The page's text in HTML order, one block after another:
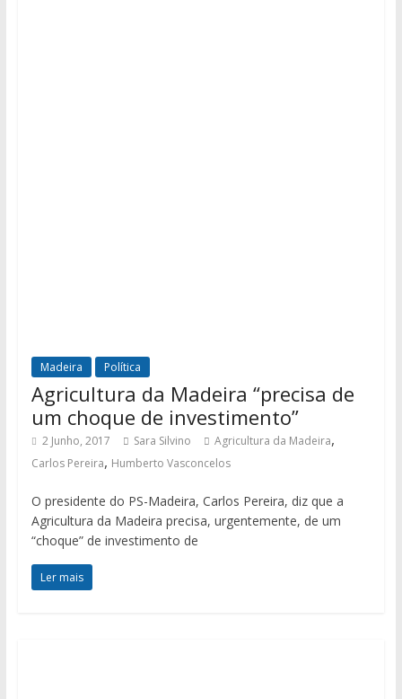
Madeira Política
Agricultura da Madeira “precisa de
um choque de investimento”
2 Junho, 2017 Sara Silvino Agricultura da Madeira,
Carlos Pereira, Humberto Vasconcelos
O presidente do PS-Madeira, Carlos Pereira, diz que a
Agricultura da Madeira precisa, urgentemente, de um
“choque” de investimento de
Ler mais